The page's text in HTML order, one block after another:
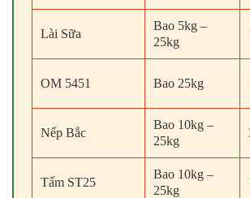
Lài Sữa
Bao 5kg –
25kg
OM 5451 Bao 25kg
Nếp Bắc
Bao 10kg –
25kg
Tấm ST25
Bao 10kg –
25kg